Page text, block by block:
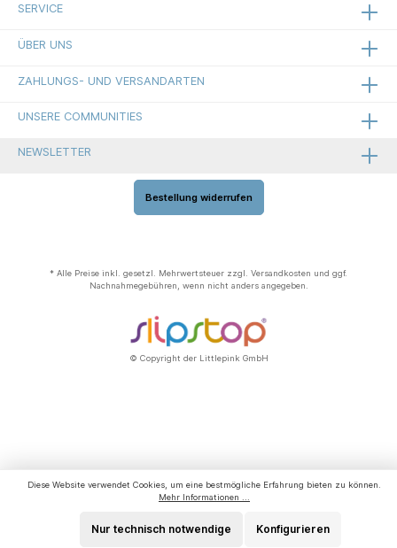
SERVICE
ÜBER UNS
ZAHLUNGS- UND VERSANDARTEN
UNSERE COMMUNITIES
NEWSLETTER
Bestellung widerrufen
* Alle Preise inkl. gesetzl. Mehrwertsteuer zzgl. Versandkosten und ggf.
Nachnahmegebühren, wenn nicht anders angegeben.
© Copyright der Littlepink GmbH
Diese Website verwendet Cookies, um eine bestmögliche Erfahrung bieten zu können.
Mehr Informationen ...
Nur technisch notwendige Konfigurieren